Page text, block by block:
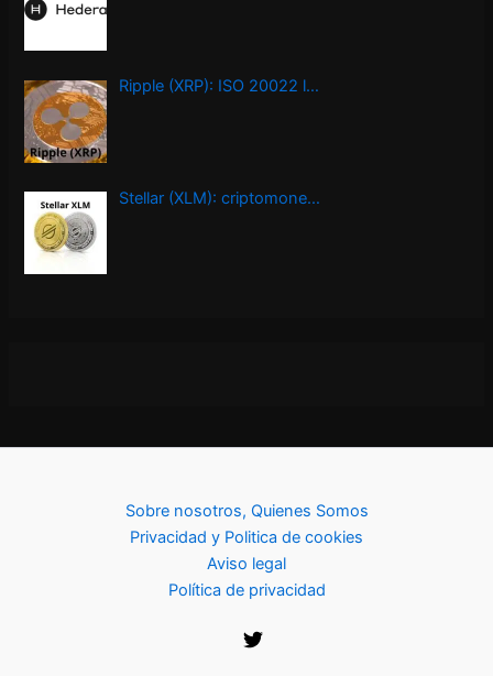
Ripple (XRP): ISO 20022 l…
Stellar (XLM): criptomone…
Sobre nosotros, Quienes Somos
Privacidad y Politica de cookies
Aviso legal
Política de privacidad